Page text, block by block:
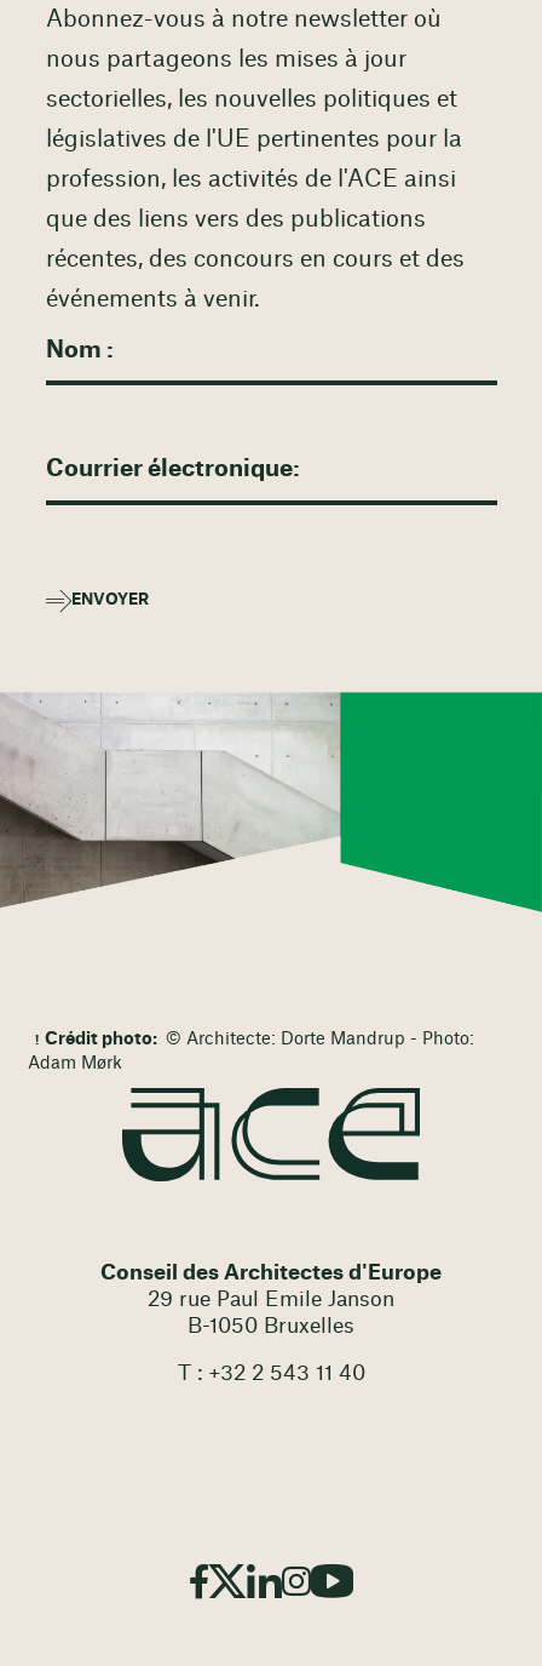
Abonnez-vous à notre newsletter où
nous partageons les mises à jour
sectorielles, les nouvelles politiques et
législatives de l'UE pertinentes pour la
profession, les activités de l'ACE ainsi
que des liens vers des publications
récentes, des concours en cours et des
événements à venir.
ENVOYER
Crédit photo: © Architecte: Dorte Mandrup - Photo:
Adam Mørk
Conseil des Architectes d'Europe
29 rue Paul Emile Janson
B-1050 Bruxelles
T : +32 2 543 11 40